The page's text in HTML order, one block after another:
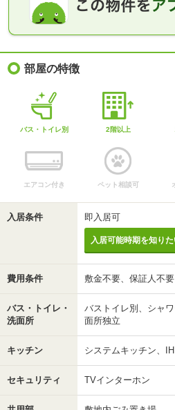
部屋の特徴
バス・トイレ別 2階以上
エアコン付き ペット相談可
入居条件 即入居可
入居可能時期を知り
費用条件 敷金不要、保証人不
バス・トイレ・
洗面所
バストイレ別、シャ
面所独立
キッチン システムキッチン、
セキュリティ TVインターホン